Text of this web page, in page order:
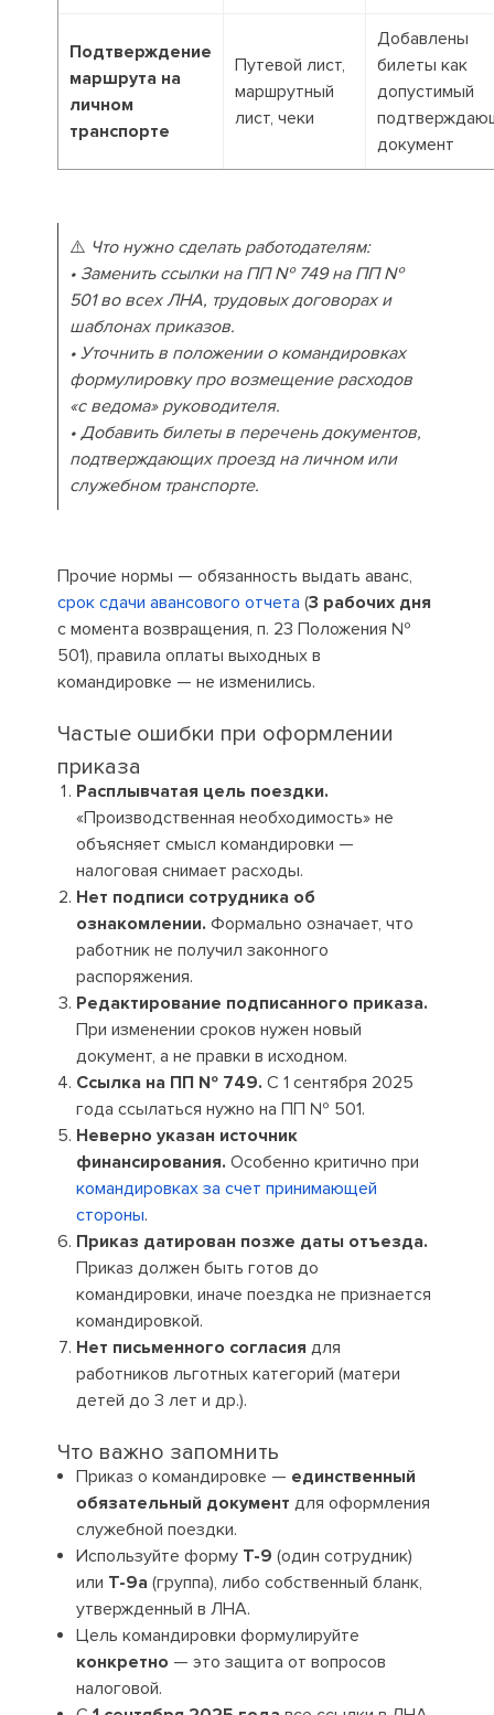
Подтверждение
маршрута на
личном
транспорте
Путевой лист,
маршрутный
лист, чеки
Добавлены
билеты как
допустимый
документ
⚠️ Что нужно сделать работодателям:
• Заменить ссылки на ПП № 749 на ПП №
501 во всех ЛНА, трудовых договорах и
шаблонах приказов.
• Уточнить в положении о командировках
формулировку про возмещение расходов
«с ведома» руководителя.
• Добавить билеты в перечень документов,
подтверждающих проезд на личном или
служебном транспорте.
Прочие нормы — обязанность выдать аванс,
срок сдачи авансового отчета (3 рабочих дня
с момента возвращения, п. 23 Положения №
501), правила оплаты выходных в
командировке — не изменились.
Частые ошибки при оформлении
приказа
Расплывчатая цель поездки.
«Производственная необходимость» не
объясняет смысл командировки —
налоговая снимает расходы.
Нет подписи сотрудника об
ознакомлении. Формально означает, что
работник не получил законного
распоряжения.
Редактирование подписанного приказа.
При изменении сроков нужен новый
документ, а не правки в исходном.
Ссылка на ПП № 749. С 1 сентября 2025
года ссылаться нужно на ПП № 501.
Неверно указан источник
финансирования. Особенно критично при
командировках за счет принимающей
стороны.
Приказ датирован позже даты отъезда.
Приказ должен быть готов до
командировки, иначе поездка не признается
командировкой.
Нет письменного согласия для
работников льготных категорий (матери
детей до 3 лет и др.).
Что важно запомнить
Приказ о командировке — единственный
обязательный документ для оформления
служебной поездки.
Используйте форму Т-9 (один сотрудник)
или Т-9а (группа), либо собственный бланк,
утвержденный в ЛНА.
Цель командировки формулируйте
конкретно — это защита от вопросов
налоговой.